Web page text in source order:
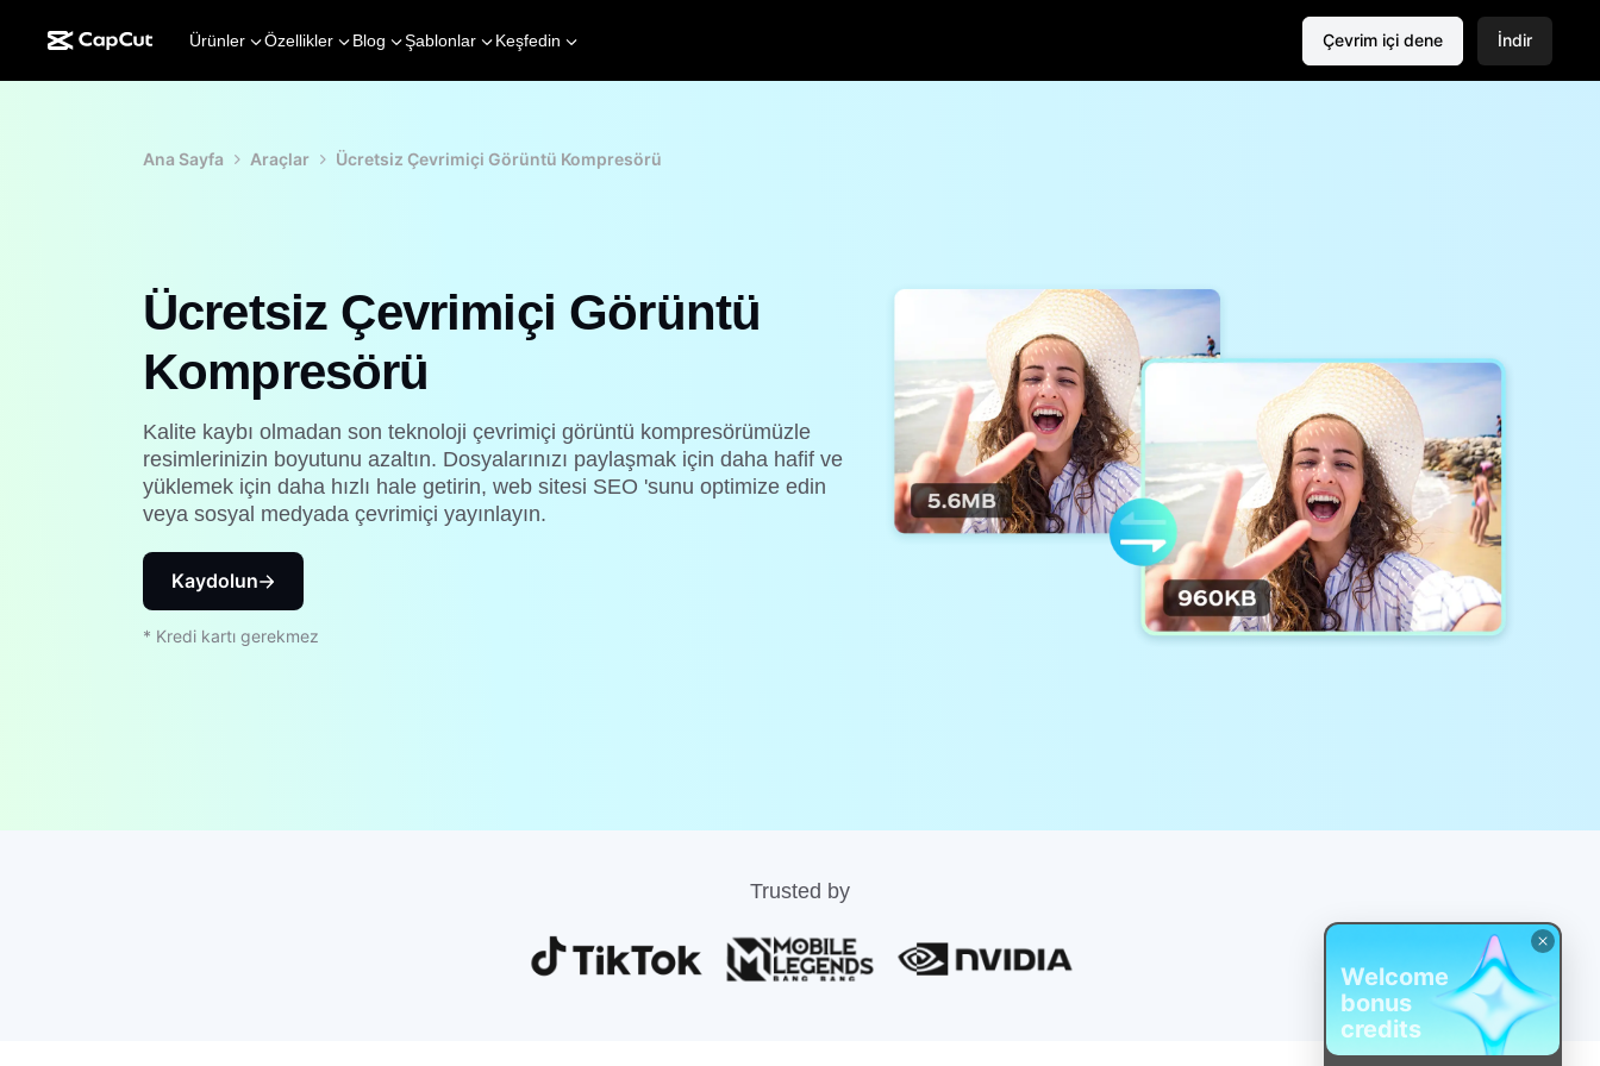
Ürünler Özellikler Blog Şablonlar Keşfedin Çevrim içi dene İndir
Ana Sayfa Araçlar Ücretsiz Çevrimiçi Görüntü Kompresörü
Ücretsiz Çevrimiçi Görüntü
Kompresörü
Kalite kaybı olmadan son teknoloji çevrimiçi görüntü kompresörümüzle
resimlerinizin boyutunu azaltın. Dosyalarınızı paylaşmak için daha hafif ve
yüklemek için daha hızlı hale getirin, web sitesi SEO 'sunu optimize edin
veya sosyal medyada çevrimiçi yayınlayın.
Kaydolun
* Kredi kartı gerekmez
Trusted by
Welcome
bonus
credits